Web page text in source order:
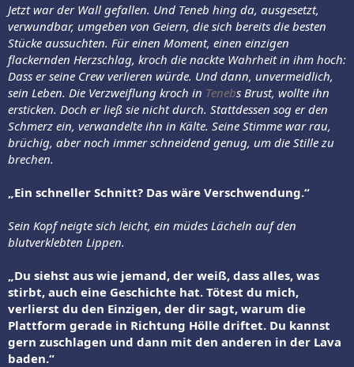
Jetzt war der Wall gefallen. Und Teneb hing da, ausgesetzt,
verwundbar, umgeben von Geiern, die sich bereits die besten
Stücke aussuchten. Für einen Moment, einen einzigen
flackernden Herzschlag, kroch die nackte Wahrheit in ihm hoch:
Dass er seine Crew verlieren würde. Und dann, unvermeidlich,
sein Leben. Die Verzweiflung kroch in Tenebs Brust, wollte ihn
ersticken. Doch er ließ sie nicht durch. Stattdessen sog er den
Schmerz ein, verwandelte ihn in Kälte. Seine Stimme war rau,
brüchig, aber noch immer schneidend genug, um die Stille zu
brechen.
„Ein schneller Schnitt? Das wäre Verschwendung.“
Sein Kopf neigte sich leicht, ein müdes Lächeln auf den
blutverklebten Lippen.
„Du siehst aus wie jemand, der weiß, dass alles, was
stirbt, auch eine Geschichte hat. Tötest du mich,
verlierst du den Einzigen, der dir sagt, warum die
Plattform gerade in Richtung Hölle driftet. Du kannst
gern zuschlagen und dann mit den anderen in der Lava
baden.“